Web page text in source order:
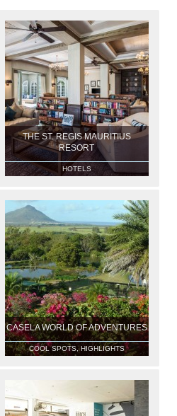
THE ST. REGIS MAURITIUS
RESORT
HOTELS
CASELA WORLD OF ADVENTURES
COOL SPOTS, HIGHLIGHTS